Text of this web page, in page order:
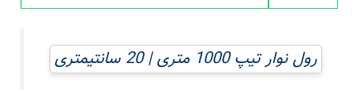
رول نوار تیپ 1000 متری | 20 سانتیمتری